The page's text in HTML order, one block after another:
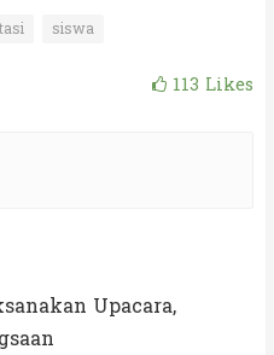
siswa
113 Likes
Upacara,